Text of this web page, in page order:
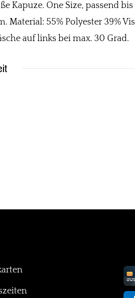
Kapuze. One Size, passend bis
Material: 55% Polyester 39%
auf links bei max. 30 Grad.